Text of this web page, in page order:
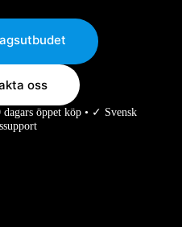
oss
öppet köp • ✓ Svensk